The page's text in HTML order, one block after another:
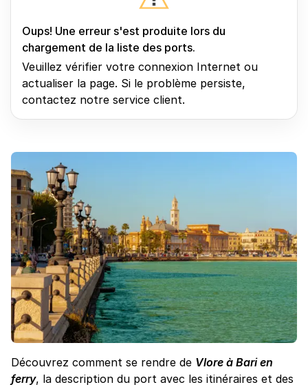
Découvrez comment se rendre de Vlore à Bari en
ferry, la description du port avec les itinéraires et des
Oups! Une erreur s'est produite lors du
chargement de la liste des ports.
Veuillez vérifier votre connexion Internet ou
actualiser la page. Si le problème persiste,
contactez notre service client.